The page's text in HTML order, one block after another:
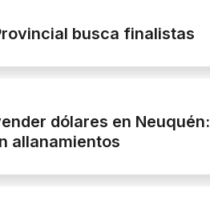
busca finalistas
dólares en Neuquén:
allanamientos